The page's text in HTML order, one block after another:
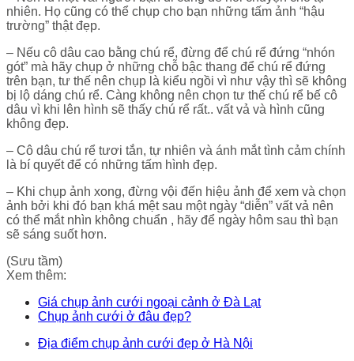
nhiên. Họ cũng có thể chụp cho bạn những tấm ảnh “hậu
trường” thật đẹp.
– Nếu cô dâu cao bằng chú rể, đừng để chú rể đứng “nhón
gót” mà hãy chụp ở những chỗ bậc thang để chú rể đứng
trên bạn, tư thế nên chụp là kiểu ngồi vì như vậy thì sẽ không
bị lộ dáng chú rể. Càng không nên chọn tư thế chú rể bế cô
dâu vì khi lên hình sẽ thấy chú rể rất.. vất vả và hình cũng
không đẹp.
– Cô dâu chú rể tươi tắn, tự nhiên và ánh mắt tình cảm chính
là bí quyết để có những tấm hình đẹp.
– Khi chụp ảnh xong, đừng vội đến hiệu ảnh để xem và chọn
ảnh bởi khi đó bạn khá mệt sau một ngày “diễn” vất vả nên
có thể mắt nhìn không chuẩn , hãy để ngày hôm sau thì bạn
sẽ sáng suốt hơn.
(Sưu tầm)
Xem thêm:
Giá chụp ảnh cưới ngoại cảnh ở Đà Lạt
Chụp ảnh cưới ở đâu đẹp?
Địa điểm chụp ảnh cưới đẹp ở Hà Nội